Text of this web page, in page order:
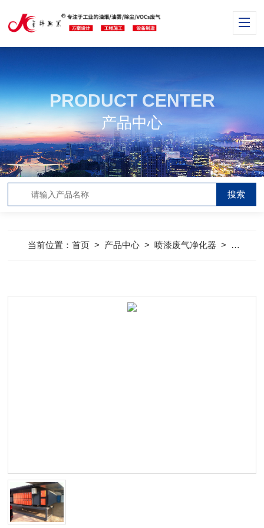
PRODUCT CENTER
产品中心
当前位置：首页 > 产品中心 >喷漆废气净化器 > 喷漆房